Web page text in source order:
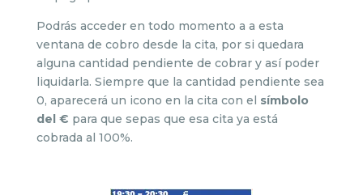
Podrás acceder en todo momento a a esta
ventana de cobro desde la cita, por si quedara
alguna cantidad pendiente de cobrar y así poder
liquidarla. Siempre que la cantidad pendiente sea
0, aparecerá un icono en la cita con el símbolo
del € para que sepas que esa cita ya está
cobrada al 100%.